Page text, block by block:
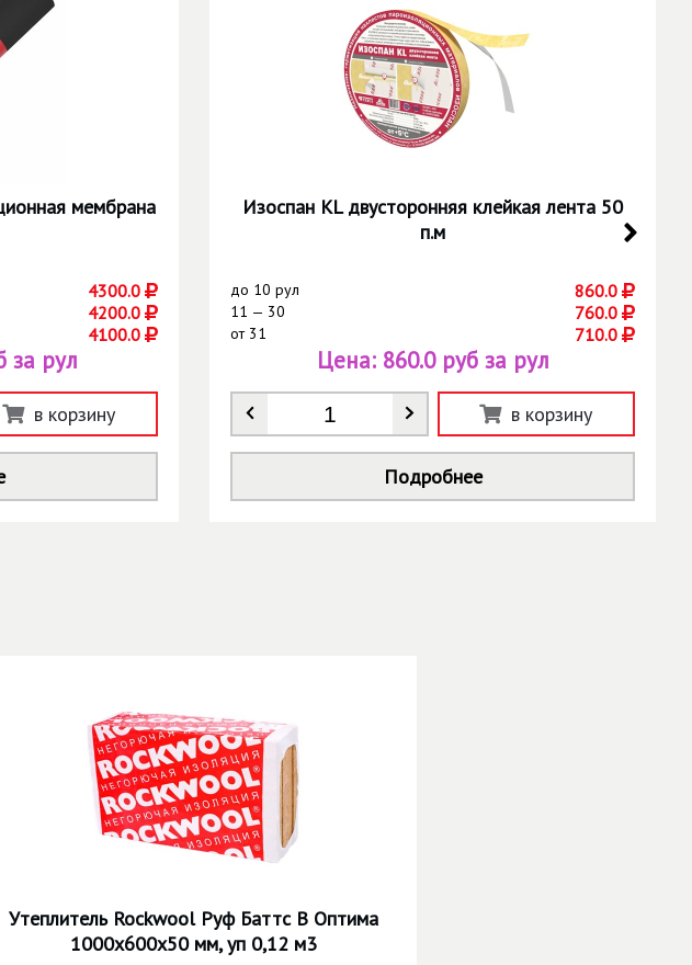
мембрана
4300.0
4200.0
4100.0
за рул
в корзину
Изоспан KL двусторонняя клейкая лента 50
п.м
до 10 рул 860.0
11 — 30 760.0
от31 710.0
Количество
Цена: 860.0 руб за рул
в корзину
Подробнее
Утеплитель Rockwool Руф Баттс В Оптима
1000х600х50 мм, уп 0,12 м3